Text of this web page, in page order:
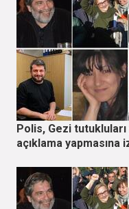
Polis, Gezi tutukluları
açıklama yapmasına